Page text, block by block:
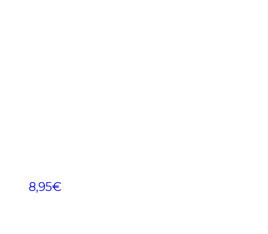
8,95€